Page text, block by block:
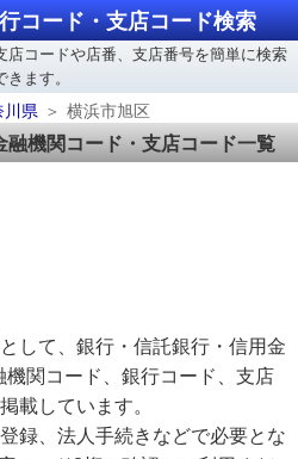
コード・支店コード検索
コードや店番、支店番号を簡単に検索
きます。
川県 横浜市旭区
機関コード・支店コード一覧
して、銀行・信託銀行・信用金
関コード、銀行コード、支店
載しています。
録、法人手続きなどで必要とな